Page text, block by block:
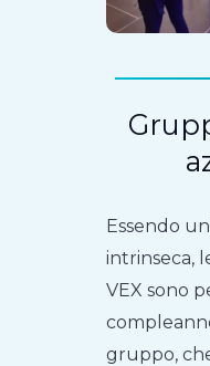
Essendo
intrinseca,
VEX sono
gruppo,